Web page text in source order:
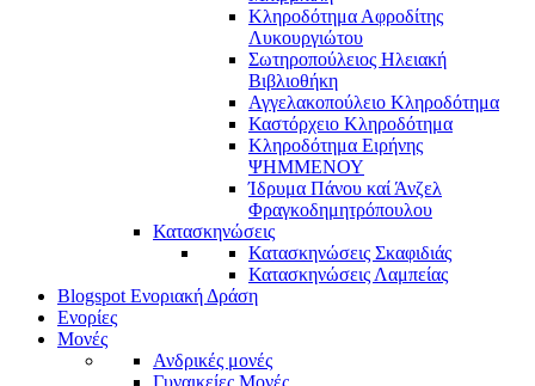
Κληροδότημα Αφροδίτης
Λυκουργιώτου
Σωτηροπούλειος Ηλειακή
Βιβλιοθήκη
Αγγελακοπούλειο Κληροδότημα
Καστόρχειο Κληροδότημα
Κληροδότημα Ειρήνης
ΨΗΜΜΕΝΟΥ
Ίδρυμα Πάνου καί Άνζελ
Φραγκοδημητρόπουλου
Κατασκηνώσεις
Κατασκηνώσεις Σκαφιδιάς
Κατασκηνώσεις Λαμπείας
Blogspot Ενοριακή Δράση
Ενορίες
Μονές
Ανδρικές μονές
Γυναικείες Μονές